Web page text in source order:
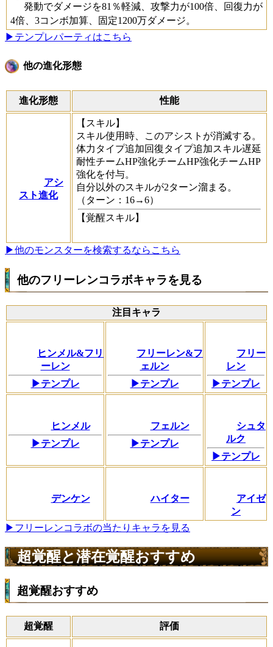
発動でダメージを81％軽減、攻撃力が100倍、回復力が
4倍、3コンボ加算、固定1200万ダメージ。
▶テンプレパーティはこちら
他の進化形態
進化形態 性能
アシ
スト進化
【スキル】
スキル使用時、このアシストが消滅する。
体力タイプ追加回復タイプ追加スキル遅延
耐性チームHP強化チームHP強化チームHP
強化を付与。
自分以外のスキルが2ターン溜まる。
（ターン：16→6）
【覚醒スキル】
▶他のモンスターを検索するならこちら
他のフリーレンコラボキャラを見る
注目キャラ
ヒンメル&フリ
ーレン
▶テンプレ
フリーレン&フ
ェルン
▶テンプレ
フリー
レン
▶テンプレ
ヒンメル
▶テンプレ
フェルン
▶テンプレ
シュタ
ルク
▶テンプレ
デンケン ハイター
アイゼ
ン
▶フリーレンコラボの当たりキャラを見る
超覚醒と潜在覚醒おすすめ
超覚醒おすすめ
超覚醒 評価